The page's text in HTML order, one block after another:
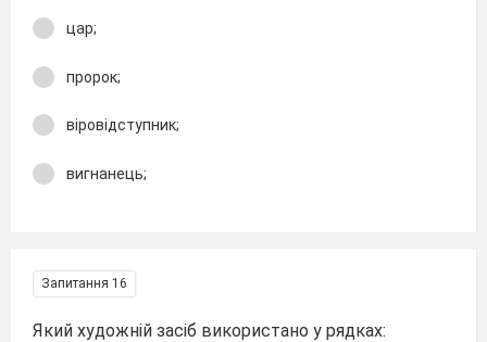
цар;
пророк;
віровідступник;
вигнанець;
Запитання 16
Який художній засіб використано у рядках: